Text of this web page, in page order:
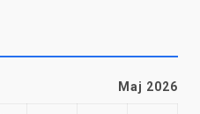
Maj 2026